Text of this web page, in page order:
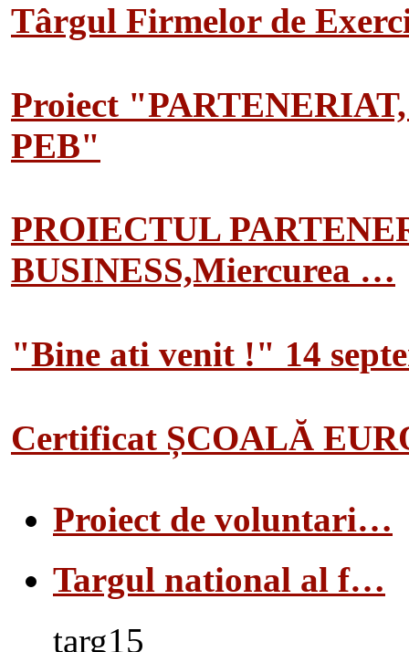
Târgul Firmelor de
Proiect
PEB"
PROIECTUL
BUSINESS,Miercurea …
"Bine ati venit !" 14
Certificat ȘCOALĂ
Proiect de voluntari…
Targul national al f…
targ15